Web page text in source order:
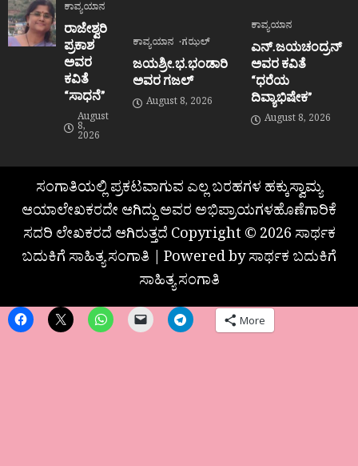
ಕಾವ್ಯಯಾನ
ರಾಜೇಶ್ವರಿ
ಪ್ರಕಾಶ
ಅವರ
ಕವಿತೆ
“ಸಾಧನೆ”
August
8,
2026
ಕಾವ್ಯಯಾನ ಗಝಲ್
ಜಯಶ್ರೀ.ಭ.ಭಂಡಾರಿ
ಅವರ ಗಜಲ್
August 8, 2026
ಕಾವ್ಯಯಾನ
ಎನ್.ಜಯಚಂದ್ರನ್
ಅವರ ಕವಿತೆ
“ಧರೆಯ
ದಿವ್ಯಾಭಿಷೇಕ”
August 8, 2026
ಸಂಗಾತಿಯಲ್ಲಿ ಪ್ರಕಟವಾಗುವ ಎಲ್ಲ ಬರಹಗಳ ಹಕ್ಕುಸ್ವಾಮ್ಯ
ಆಯಾಲೇಖಕರದೇ ಆಗಿದ್ದು ಅವರ ಅಭಿಪ್ರಾಯಗಳಹೊಣೆಗಾರಿಕೆ
ಸದರಿ ಲೇಖಕರದೆ ಆಗಿರುತ್ತದೆ Copyright © 2026 ಸಾರ್ಥಕ
ಬದುಕಿಗೆ ಸಾಹಿತ್ಯ ಸಂಗಾತಿ | Powered by ಸಾರ್ಥಕ ಬದುಕಿಗೆ
ಸಾಹಿತ್ಯ ಸಂಗಾತಿ
More